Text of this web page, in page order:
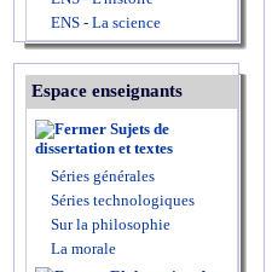
ENS - La science
Espace enseignants
Sujets de
dissertation et textes
Séries générales
Séries technologiques
Sur la philosophie
La morale